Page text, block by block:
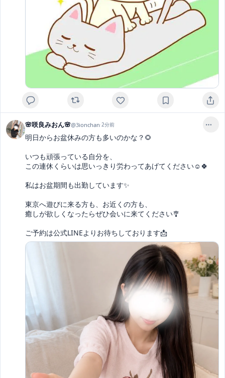
🌸咲良みおん🌸@3ionchan·2分前
明日からお盆休みの方も多いのかな？🌻
いつも頑張っている自分を、
この連休くらいは思いっきり労わってあげてください☺️🍀
私はお盆期間も出勤しています✨
東京へ遊びに来る方も、お近くの方も、
癒しが欲しくなったらぜひ会いに来てください🎐
ご予約は公式LINEよりお待ちしております📩